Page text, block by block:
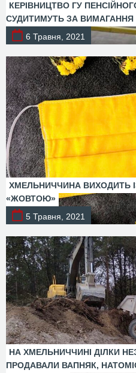
КЕРІВНИЦТВО ГУ
СУДИТИМУТЬ ЗА ВИМАГАННЯ
6 Травня, 2021
ХМЕЛЬНИЧЧИНА ВИХОДИТЬ
«ЖОВТОЮ»
5 Травня, 2021
НА ХМЕЛЬНИЧЧИНІ ДІЛКИ
ПРОДАВАЛИ ВАПНЯК,